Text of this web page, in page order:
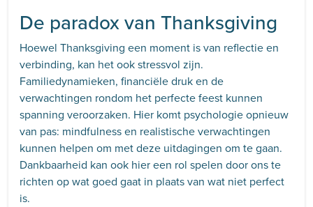
De paradox van Thanksgiving
Hoewel Thanksgiving een moment is van reflectie en
verbinding, kan het ook stressvol zijn.
Familiedynamieken, financiële druk en de
verwachtingen rondom het perfecte feest kunnen
spanning veroorzaken. Hier komt psychologie opnieuw
van pas: mindfulness en realistische verwachtingen
kunnen helpen om met deze uitdagingen om te gaan.
Dankbaarheid kan ook hier een rol spelen door ons te
richten op wat goed gaat in plaats van wat niet perfect
is.